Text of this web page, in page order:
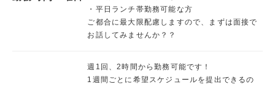
・平日ランチ帯勤務可能な方
ご都合に最大限配慮しますので、まずは面接で
お話してみませんか？？
週1回、2時間から勤務可能です！
1週間ごとに希望スケジュールを提出できるの